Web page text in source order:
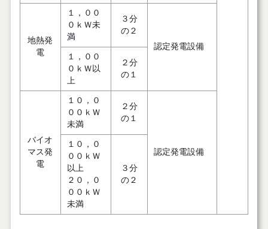
地熱発
電
１，００
０ｋＷ未
満
３分
の２
認定発電設備
１，００
０ｋＷ以
上
２分
の１
バイオ
マス発
電
１０，０
００ｋＷ
未満
２分
の１
認定発電設備
１０，０
００ｋＷ
以上
２０，０
００ｋＷ
未満
３分
の２